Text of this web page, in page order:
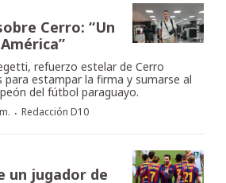
Cerro: “Un
refuerzo estelar de Cerro
para estampar la firma y sumarse al
del fútbol paraguayo.
· Redacción D10
un jugador de